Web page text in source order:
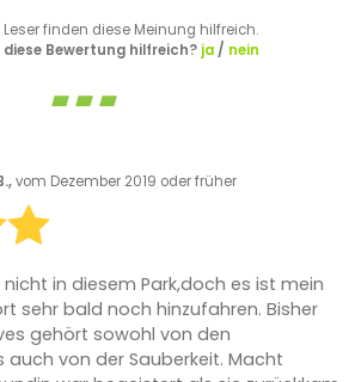
Leser finden diese Meinung hilfreich.
diese Bewertung hilfreich? ja/ nein
vom Dezember 2019 oder früher
nicht in diesem Park,doch es ist mein
sehr bald noch hinzufahren. Bisher
gehört sowohl von den
von der Sauberkeit. Macht